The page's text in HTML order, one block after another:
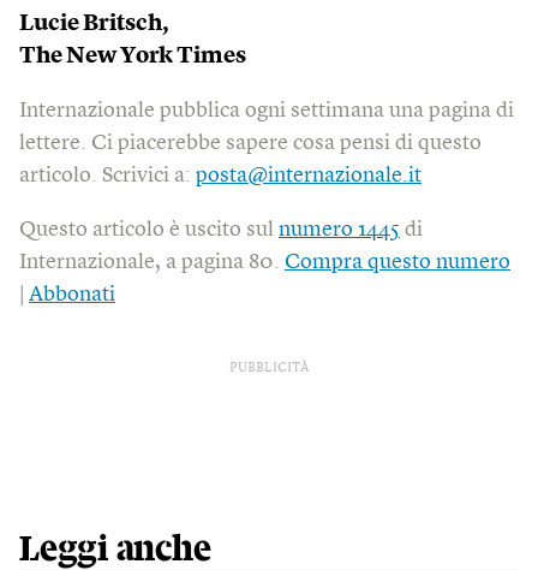
Lucie Britsch,
The New York Times
Internazionale pubblica ogni settimana una pagina di
lettere. Ci piacerebbe sapere cosa pensi di questo
articolo. Scrivici a: posta@internazionale.it
Questo articolo è uscito sul numero 1445 di
Internazionale, a pagina 80. Compra questo numero
Abbonati
PUBBLICITÀ
Leggi anche